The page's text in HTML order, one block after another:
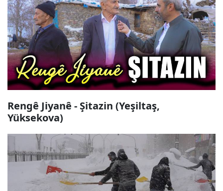
Rengê Jiyanê - Şitazin (Yeşiltaş,
Yüksekova)